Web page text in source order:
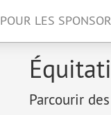
POUR LES
Parcourir